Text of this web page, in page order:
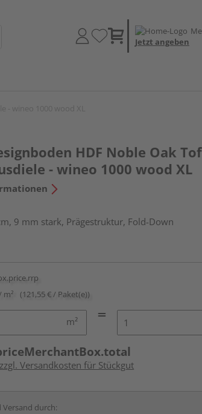
Jetzt angeben
HDF Noble Oak
- wineo 1000 wood XL
9 mm stark, Prägestruktur, Fold-Down
m² (121,55 € / Paket(e))
m²
zzgl. Versandkosten für Stückgut
durch: